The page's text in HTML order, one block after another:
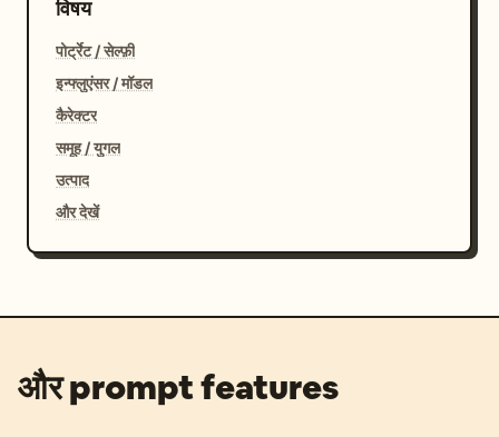
विषय
पोर्ट्रेट / सेल्फ़ी
इन्फ्लुएंसर / मॉडल
कैरेक्टर
समूह / युगल
उत्पाद
और देखें
और prompt features